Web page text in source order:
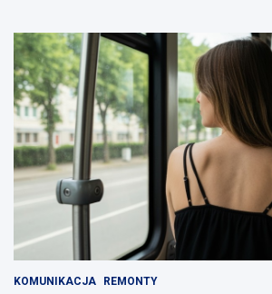
KOMUNIKACJA REMONTY